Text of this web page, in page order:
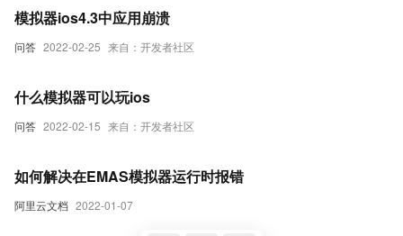
问答 2022-02-25 来自：开发者社区
模拟器ios4.3中应用崩溃
问答 2022-02-15 来自：开发者社区
什么模拟器可以玩ios
阿里云文档 2022-01-07
如何解决在EMAS模拟器运行时报错